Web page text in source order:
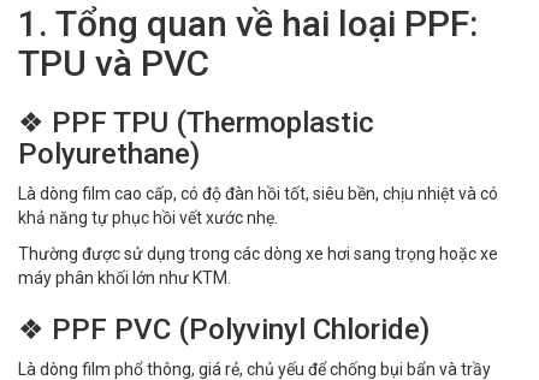
1. Tổng quan về hai loại PPF:
TPU và PVC
❖ PPF TPU (Thermoplastic
Polyurethane)
Là dòng film cao cấp, có độ đàn hồi tốt, siêu bền, chịu nhiệt và có
khả năng tự phục hồi vết xước nhẹ.
Thường được sử dụng trong các dòng xe hơi sang trọng hoặc xe
máy phân khối lớn như KTM.
❖ PPF PVC (Polyvinyl Chloride)
Là dòng film phổ thông, giá rẻ, chủ yếu để chống bụi bẩn và trầy